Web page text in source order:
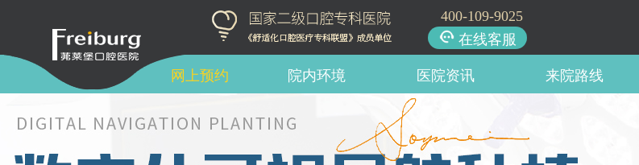
400-109-9025
在线客服
网上预约 院内环境 医院资讯 来院路线